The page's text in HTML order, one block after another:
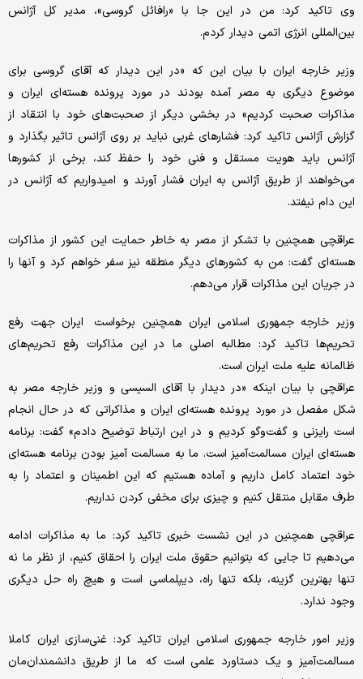
وی تاکید کرد: من در این جا با «رافائل گروسی»، مدیر کل آژانس
بین‌المللی انرژی اتمی دیدار کردم.
وزیر خارجه ایران با بیان این که «در این دیدار که آقای گروسی برای
موضوع دیگری به مصر آمده بودند در مورد پرونده هسته‌ای ایران و
مذاکرات صحبت کردیم» در بخشی دیگر از صحبت‌های خود با انتقاد از
گزارش آژانس تاکید کرد: فشارهای غربی نباید بر روی آژانس تاثیر بگذارد و
آژانس باید هویت مستقل و فنی خود را حفظ کند، برخی از کشورها
می‌خواهند از طریق آژانس به ایران فشار آورند و امیدواریم که آژانس در
این دام نیفتد.
عراقچی همچنین با تشکر از مصر به خاطر حمایت این کشور از مذاکرات
هسته‌ای گفت: من به کشورهای دیگر منطقه نیز سفر خواهم کرد و آنها را
در جریان این مذاکرات قرار می‌دهم.
وزیر خارجه جمهوری اسلامی ایران همچنین برخواست ایران جهت رفع
تحریم‌ها تاکید کرد: مطالبه اصلی ما در این مذاکرات رفع تحریم‌های
ظالمانه علیه ملت ایران است.
عراقچی با بیان اینکه «در دیدار با آقای السیسی و وزیر خارجه مصر به
شکل مفصل در مورد پرونده هسته‌ای ایران و مذاکراتی که در حال انجام
است رایزنی و گفت‌وگو کردیم و در این ارتباط توضیح دادم» گفت: برنامه
هسته‌ای ایران مسالمت‌آمیز است. ما به مسالمت آمیز بودن برنامه هسته‌ای
خود اعتماد کامل داریم و آماده هستیم که این اطمینان و اعتماد را به
طرف مقابل منتقل کنیم و چیزی برای مخفی کردن نداریم.
عراقچی همچنین در این نشست خبری تاکید کرد: ما به مذاکرات ادامه
می‌دهیم تا جایی که بتوانیم حقوق ملت ایران را احقاق کنیم، از نظر ما نه
تنها بهترین گزینه، بلکه تنها راه، دیپلماسی است و هیچ راه حل دیگری
وجود ندارد.
وزیر امور خارجه جمهوری اسلامی ایران تاکید کرد: غنی‌سازی ایران کاملا
مسالمت‌آمیز و یک دستاورد علمی است که ما از طریق دانشمندان‌مان